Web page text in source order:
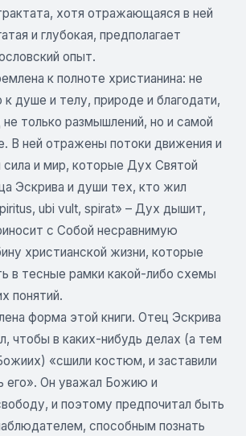
хотя отражающаяся в ней
и глубокая, предполагает
опыт.
к полноте христианина: не
к душе и телу, природе и благодати,
не только размышлений, но и самой
В ней отражены потоки движения и
сила и мир, которые Дух Святой
Эскрива и души тех, кто жил
ubi vult, spirat» – Дух дышит,
с Собой несравнимую
христианской жизни, которые
в тесные рамки какой-либо схемы
понятий.
форма этой книги. Отец Эскрива
чтобы в каких-нибудь делах (а тем
«сшили костюм, и заставили
его». Он уважал Божию и
и поэтому предпочитал быть
способным познать